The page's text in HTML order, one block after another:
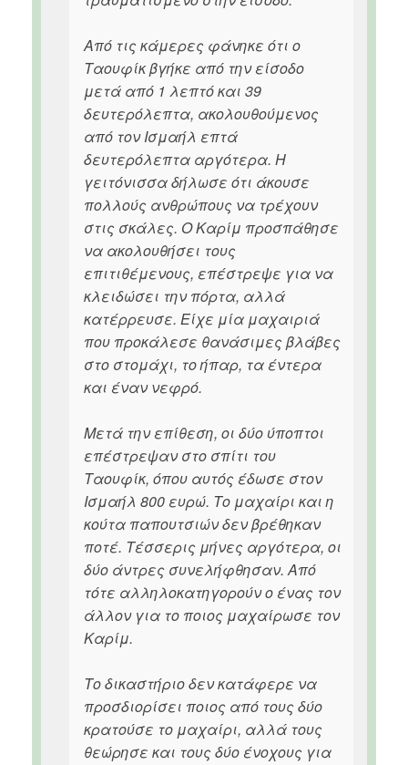
Από τις κάμερες φάνηκε ότι ο
Ταουφίκ βγήκε από την είσοδο
μετά από 1 λεπτό και 39
δευτερόλεπτα, ακολουθούμενος
από τον Ισμαήλ επτά
δευτερόλεπτα αργότερα. Η
γειτόνισσα δήλωσε ότι άκουσε
πολλούς ανθρώπους να τρέχουν
στις σκάλες. Ο Καρίμ προσπάθησε
να ακολουθήσει τους
επιτιθέμενους, επέστρεψε για να
κλειδώσει την πόρτα, αλλά
κατέρρευσε. Είχε μία μαχαιριά
που προκάλεσε θανάσιμες βλάβες
στο στομάχι, το ήπαρ, τα έντερα
και έναν νεφρό.
Μετά την επίθεση, οι δύο ύποπτοι
επέστρεψαν στο σπίτι του
Ταουφίκ, όπου αυτός έδωσε στον
Ισμαήλ 800 ευρώ. Το μαχαίρι και η
κούτα παπουτσιών δεν βρέθηκαν
ποτέ. Τέσσερις μήνες αργότερα, οι
δύο άντρες συνελήφθησαν. Από
τότε αλληλοκατηγορούν ο ένας τον
άλλον για το ποιος μαχαίρωσε τον
Καρίμ.
Το δικαστήριο δεν κατάφερε να
προσδιορίσει ποιος από τους δύο
κρατούσε το μαχαίρι, αλλά τους
θεώρησε και τους δύο ένοχους για